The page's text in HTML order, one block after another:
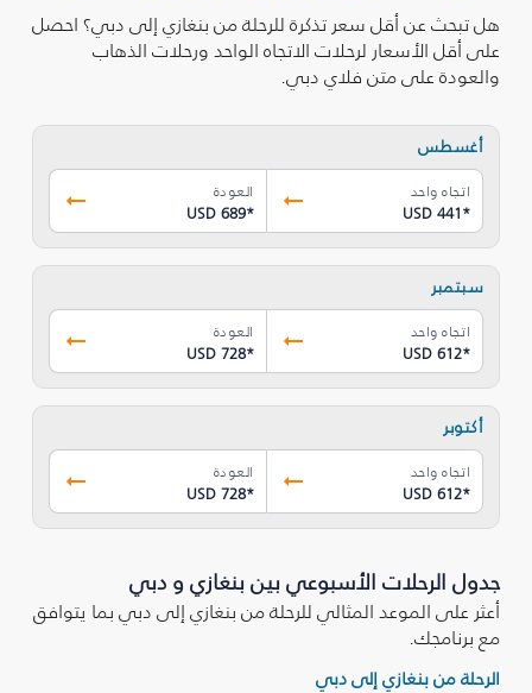
هل تبحث عن أقل سعر تذكرة للرحلة من بنغازي إلى دبي؟ احصل
على أقل الأسعار لرحلات الاتجاه الواحد ورحلات الذهاب
والعودة على متن فلاي دبي.
أغسطس
اتجاه واحد
USD 441*
العودة
USD 689*
سبتمبر
اتجاه واحد
USD 612*
العودة
USD 728*
أكتوبر
اتجاه واحد
USD 612*
العودة
USD 728*
جدول الرحلات الأسبوعي بين بنغازي و دبي
أعثر على الموعد المثالي للرحلة من بنغازي إلى دبي بما يتوافق
مع برنامجك.
الرحلة من بنغازي إلى دبي